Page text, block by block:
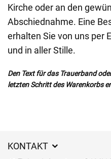
Kirche oder an den
Abschiednahme. Eine
erhalten Sie von uns per
und in aller Stille.
Den Text für das Trauerband
letzten Schritt des Warenkorbs
KONTAKT